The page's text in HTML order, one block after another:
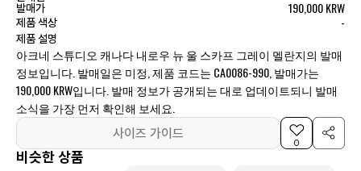
발매가 190,000 KRW
제품 색상 -
제품 설명
아크네 스튜디오 캐나다 내로우 뉴 울 스카프 그레이 멜란지의 발매
정보입니다. 발매일은 미정, 제품 코드는 CA0086-990, 발매가는
190,000 KRW입니다. 발매 정보가 공개되는 대로 업데이트되니 발매
소식을 가장 먼저 확인해 보세요.
사이즈 가이드
0
비슷한 상품